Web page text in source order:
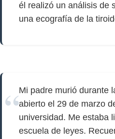
él realizó un análisis de
una ecografía de la
Mi padre murió durante
abierto el 29 de marzo
universidad. Me estaba
escuela de leyes.